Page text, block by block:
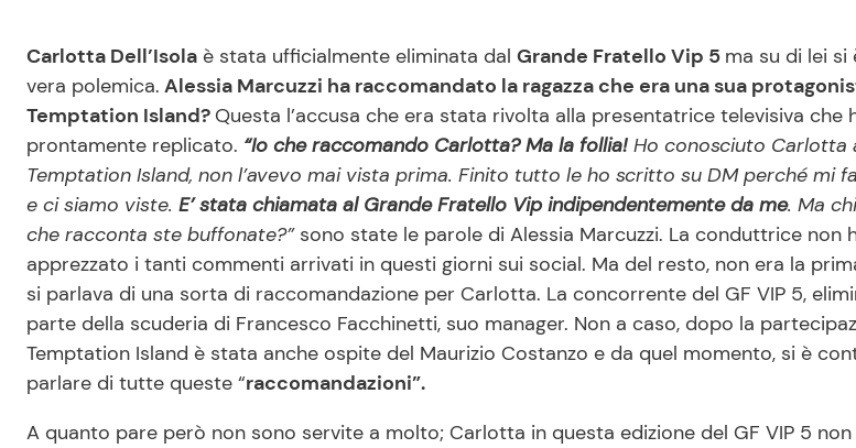
Carlotta Dell’Isola è stata ufficialmente eliminata dal Grande Fratello Vip 5 ma su di lei si
vera polemica. Alessia Marcuzzi ha raccomandato la ragazza che era una sua
Temptation Island? Questa l’accusa che era stata rivolta alla presentatrice televisiva che
prontamente replicato. “Io che raccomando Carlotta? Ma la follia! Ho conosciuto Carlotta
Temptation Island, non l’avevo mai vista prima. Finito tutto le ho scritto su DM perché mi
e ci siamo viste. E’ stata chiamata al Grande Fratello Vip indipendentemente da me. Ma
che racconta ste buffonate?” sono state le parole di Alessia Marcuzzi. La conduttrice non
apprezzato i tanti commenti arrivati in questi giorni sui social. Ma del resto, non era la
si parlava di una sorta di raccomandazione per Carlotta. La concorrente del GF VIP 5,
parte della scuderia di Francesco Facchinetti, suo manager. Non a caso, dopo la
Temptation Island è stata anche ospite del Maurizio Costanzo e da quel momento, si è
parlare di tutte queste “raccomandazioni”.
A quanto pare però non sono servite a molto; Carlotta in questa edizione del GF VIP 5